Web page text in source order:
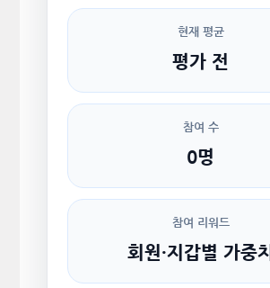
현재 평균
평가 전
참여 수
0명
참여 리워드
회원·지갑별 가중치